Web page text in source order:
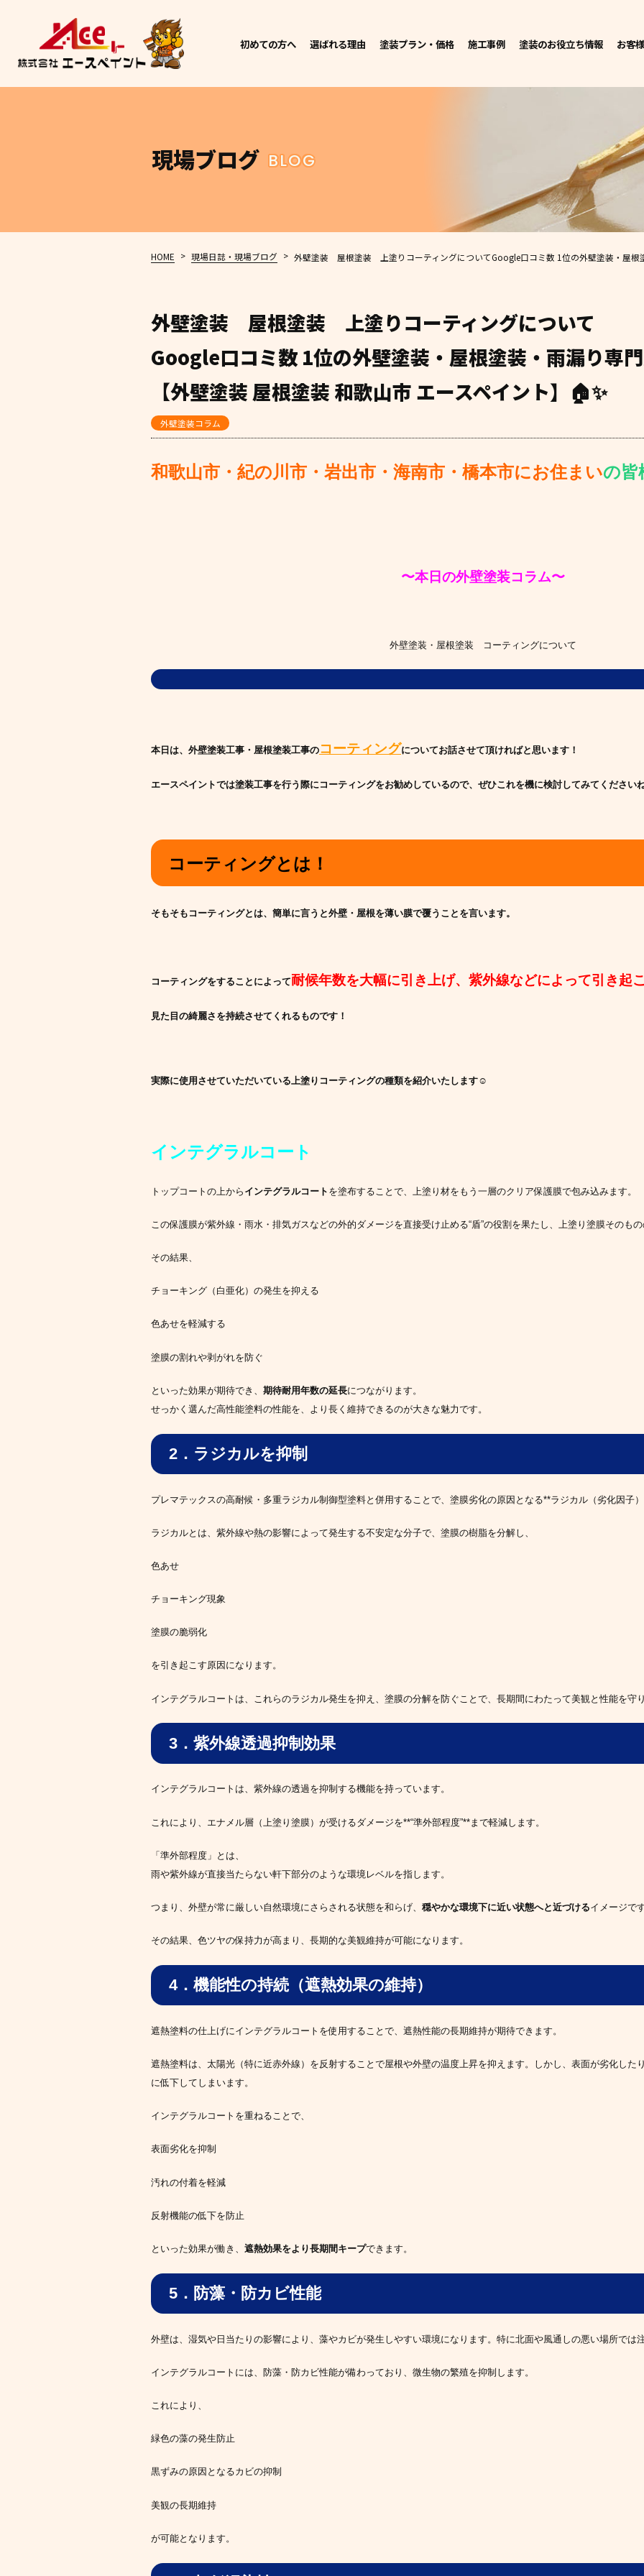
初めての方へ 選ばれる理由 塗装プラン・価格 施工事例 塗装のお役立ち情報 お客
現場ブログ BLOG
HOME > 現場日誌・現場ブログ > 外壁塗装 屋根塗装 上塗りコーティングについてGoogle口コミ数 1位の外壁塗装・屋根
外壁塗装 屋根塗装 上塗りコーティングについて
Google口コミ数 1位の外壁塗装・屋根塗装・雨漏り専
【外壁塗装 屋根塗装 和歌山市 エースペイント】🏠✨
外壁塗装コラム
和歌山市・紀の川市・岩出市・海南市・橋本市にお住まいの皆
〜本日の外壁塗装コラム〜
外壁塗装・屋根塗装 コーティングについて
本日は、外壁塗装工事・屋根塗装工事のコーティングについてお話させて頂ければと思います！
エースペイントでは塗装工事を行う際にコーティングをお勧めしているので、ぜひこれを機に検討してみてください
コーティングとは！
そもそもコーティングとは、簡単に言うと外壁・屋根を薄い膜で覆うことを言います。
コーティングをすることによって耐候年数を大幅に引き上げ、紫外線などによって引き起
見た目の綺麗さを持続させてくれるものです！
実際に使用させていただいている上塗りコーティングの種類を紹介いたします☺️
インテグラルコート
トップコートの上から インテグラルコート を塗布することで、上塗り材をもう一層のクリア保護膜で包み込みます。
この保護膜が紫外線・雨水・排気ガスなどの外的ダメージを直接受け止める“盾”の役割を果たし、上塗り塗膜そのも
その結果、
チョーキング（白亜化）の発生を抑える
色あせを軽減する
塗膜の割れや剥がれを防ぐ
といった効果が期待でき、 期待耐用年数の延長につながります。
せっかく選んだ高性能塗料の性能を、より長く維持できるのが大きな魅力です。
2．ラジカルを抑制
プレマテックスの高耐候・多重ラジカル制御型塗料と併用することで、塗膜劣化の原因となる**ラジカル（劣化因子
ラジカルとは、紫外線や熱の影響によって発生する不安定な分子で、塗膜の樹脂を分解し、
色あせ
チョーキング現象
塗膜の脆弱化
を引き起こす原因になります。
インテグラルコートは、これらのラジカル発生を抑え、塗膜の分解を防ぐことで、長期間にわたって美観と性能を守
3．紫外線透過抑制効果
インテグラルコートは、紫外線の透過を抑制する機能を持っています。
これにより、エナメル層（上塗り塗膜）が受けるダメージを**“準外部程度”**まで軽減します。
「準外部程度」とは、
雨や紫外線が直接当たらない軒下部分のような環境レベルを指します。
つまり、外壁が常に厳しい自然環境にさらされる状態を和らげ、 穏やかな環境下に近い状態へと近づけるイメージで
その結果、色ツヤの保持力が高まり、長期的な美観維持が可能になります。
4．機能性の持続（遮熱効果の維持）
遮熱塗料の仕上げにインテグラルコートを使用することで、遮熱性能の長期維持が期待できます。
遮熱塗料は、太陽光（特に近赤外線）を反射することで屋根や外壁の温度上昇を抑えます。しかし、表面が劣化した
に低下してしまいます。
インテグラルコートを重ねることで、
表面劣化を抑制
汚れの付着を軽減
反射機能の低下を防止
といった効果が働き、 遮熱効果をより長期間キープできます。
5．防藻・防カビ性能
外壁は、湿気や日当たりの影響により、藻やカビが発生しやすい環境になります。特に北面や風通しの悪い場所では
インテグラルコートには、防藻・防カビ性能が備わっており、微生物の繁殖を抑制します。
これにより、
緑色の藻の発生防止
黒ずみの原因となるカビの抑制
美観の長期維持
が可能となります。